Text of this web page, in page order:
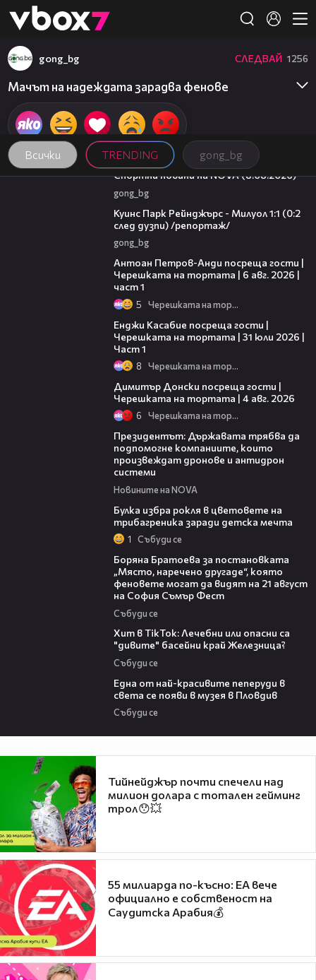
👾
Всички TRENDING gong_bg
gong_bg СЛЕДВАЙ 1256
Мачът на надеждата зарадва фенове
04:09
Спортни новини на NOVA (8.08.2026)
gong_bg
Куинс Парк Рейнджърс - Милуол 1:1 (0:2
след дузпи) /репортаж/
gong_bg
Антоан Петров-Анди посреща гости |
Черешката на тортата | 6 авг. 2026 |
част 1
5 Черешката на тортата
Енджи Касабие посреща гости |
Черешката на тортата | 31 юли 2026 |
Част 1
8 Черешката на тортата
Димитър Донски посреща гости |
Черешката на тортата | 4 авг. 2026
6 Черешката на тортата
Президентът: Държавата трябва да
подпомогне компаниите, които
произвеждат дронове и антидрон
системи
Новините на NOVA
Булка избра рокля в цветовете на
трибагреника заради детска мечта
1 Събуди се
Боряна Братоева за постановката
„Място, наречено другаде“, която
феновете могат да видят на 21 август
на София Съмър Фест
Събуди се
Хит в TikTok: Лечебни или опасни са
"дивите" басейни край Железница?
Събуди се
Една от най-красивите пеперуди в
света се появи в музея в Пловдив
Събуди се
Тийнейджър почти спечели над
милион долара с тотален гейминг
трол😯💥
55 милиарда по-късно: EA вече
официално е собственост на
Саудитска Арабия💰